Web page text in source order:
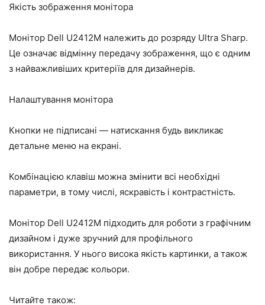
Якість зображення монітора
Монітор Dell U2412M належить до розряду Ultra Sharp.
Це означає відмінну передачу зображення, що є одним
з найважливіших критеріїв для дизайнерів.
Налаштування монітора
Кнопки не підписані — натискання будь викликає
детальне меню на екрані.
Комбінацією клавіш можна змінити всі необхідні
параметри, в тому числі, яскравість і контрастність.
Монітор Dell U2412M підходить для роботи з графічним
дизайном і дуже зручний для профільного
використання. У нього висока якість картинки, а також
він добре передає кольори.
Читайте також: